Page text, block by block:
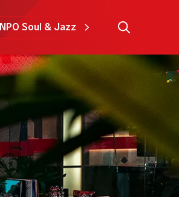
NPO Soul & Jazz